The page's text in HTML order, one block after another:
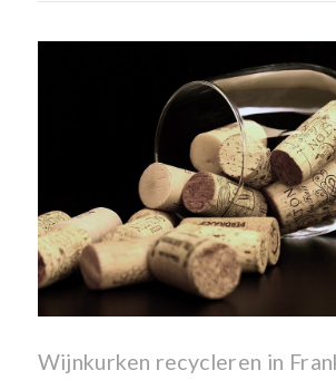
Wijnkurken recycleren in